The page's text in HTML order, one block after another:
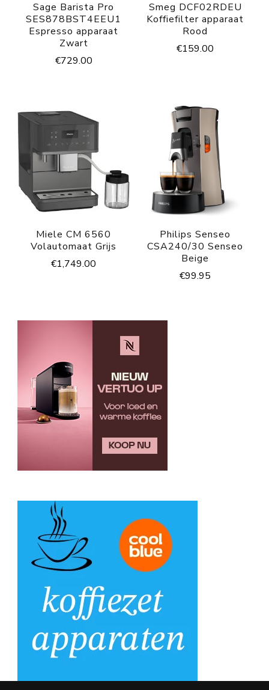
Sage Barista Pro
SES878BST4EEU1
Espresso apparaat
Zwart
€729.00
Smeg DCF02RDEU
Koffiefilter apparaat
Rood
€159.00
Miele CM 6560
Volautomaat Grijs
€1,749.00
Philips Senseo
CSA240/30 Senseo
Beige
€99.95